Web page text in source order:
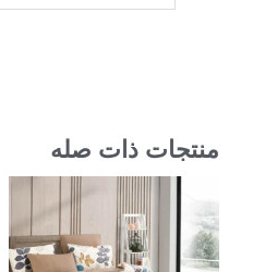
منتجات ذات صله